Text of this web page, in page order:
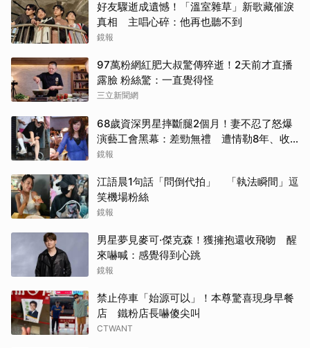
好友驟逝成遺憾！「溫室雜草」新歌藏催淚
真相 主唱心碎：他再也聽不到
鏡報
97萬粉網紅肥大叔驚傳猝逝！2天前才直播
露臉 粉絲驚：一直覺得怪
三立新聞網
68歲資深男星摔斷腿2個月！妻不忍了怒爆
演藝工會黑幕：差勁無禮 遭情勒8年、收
二手探病禮
鏡報
江語晨1句話「問倒代拍」 「執法瞬間」逗
笑機場粉絲
鏡報
男星夢見麥可·傑克森！獲擁抱還收飛吻 醒
來嚇喊：感覺得到心跳
鏡報
禁止停車「始源可以」！本尊驚喜現身早餐
店 鐵粉店長嚇傻尖叫
CTWANT